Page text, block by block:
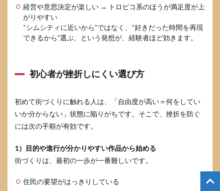
経営や意思決定が楽しい → トロピコ系のほうが満足度が上
がりやすい
“シムシティに近いから”ではなく、“好きだった時間を再現
できるから”選ぶ、という発想が、経験者ほど効きます。
初心者が挫折しにくい選び方
初めて街づくりに触れる人は、「自由度が高い＝何をしてい
いか分からない」状態に陥りがちです。そこで、挫折を防ぐ
には次の手順が有効です。
1）目的や進行が分かりやすい作品から始める
街づくりは、最初の一歩が一番難しいです。
住民の要望がはっきりしている